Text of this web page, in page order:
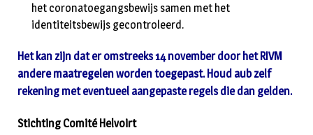
het coronatoegangsbewijs samen met het
identiteitsbewijs gecontroleerd.
Het kan zijn dat er omstreeks 14 november door het RIVM
andere maatregelen worden toegepast. Houd aub zelf
rekening met eventueel aangepaste regels die dan gelden.
Stichting Comité Helvoirt